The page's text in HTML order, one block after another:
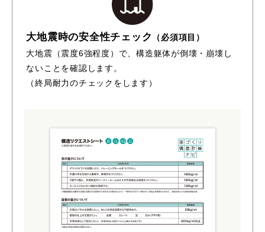
大地震時の安全性チェック
（必須項目）
大地震（震度6強程度）で、構造躯体が倒壊・崩壊し
ないことを確認します。
（終局耐力のチェックをします）